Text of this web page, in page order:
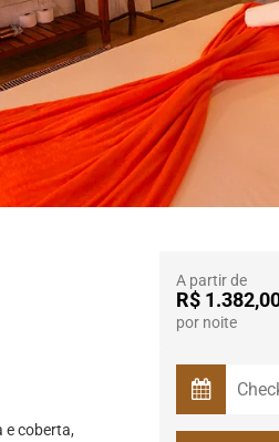
com seu amor no Adorai
a semana
e coberta,
A partir de
R$
por noite